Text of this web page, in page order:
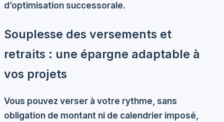
d’optimisation successorale.
Souplesse des versements et
retraits : une épargne adaptable à
vos projets
Vous pouvez verser à votre rythme, sans
obligation de montant ni de calendrier imposé,